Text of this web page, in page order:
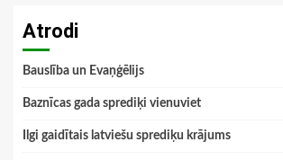
Atrodi
Bauslība un Evaņģēlijs
Baznīcas gada sprediķi vienuviet
Ilgi gaidītais latviešu sprediķu krājums